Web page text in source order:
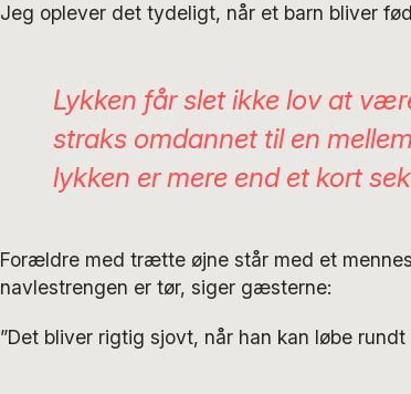
Jeg oplever det tydeligt, når et barn bliver
Lykken får slet ikke lov at
straks omdannet til en
lykken er mere end et kort
Forældre med trætte øjne står med et
navlestrengen er tør, siger gæsterne:
”Det bliver rigtig sjovt, når han kan løbe rundt